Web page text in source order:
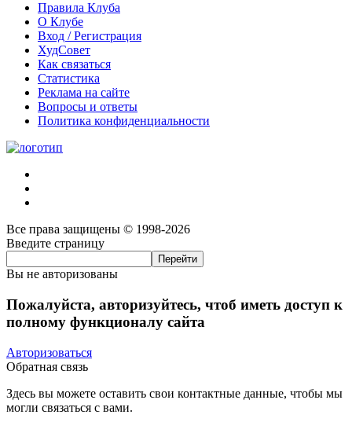
Правила Клуба
О Клубе
Вход / Регистрация
ХудСовет
Как связаться
Статистика
Реклама на сайте
Вопросы и ответы
Политика конфиденциальности
Все права защищены © 1998-2026
Введите страницу
Вы не авторизованы
Пожалуйста, авторизуйтесь, чтоб иметь доступ к
полному функционалу сайта
Авторизоваться
Обратная связь
Здесь вы можете оставить свои контактные данные, чтобы мы
могли связаться с вами.